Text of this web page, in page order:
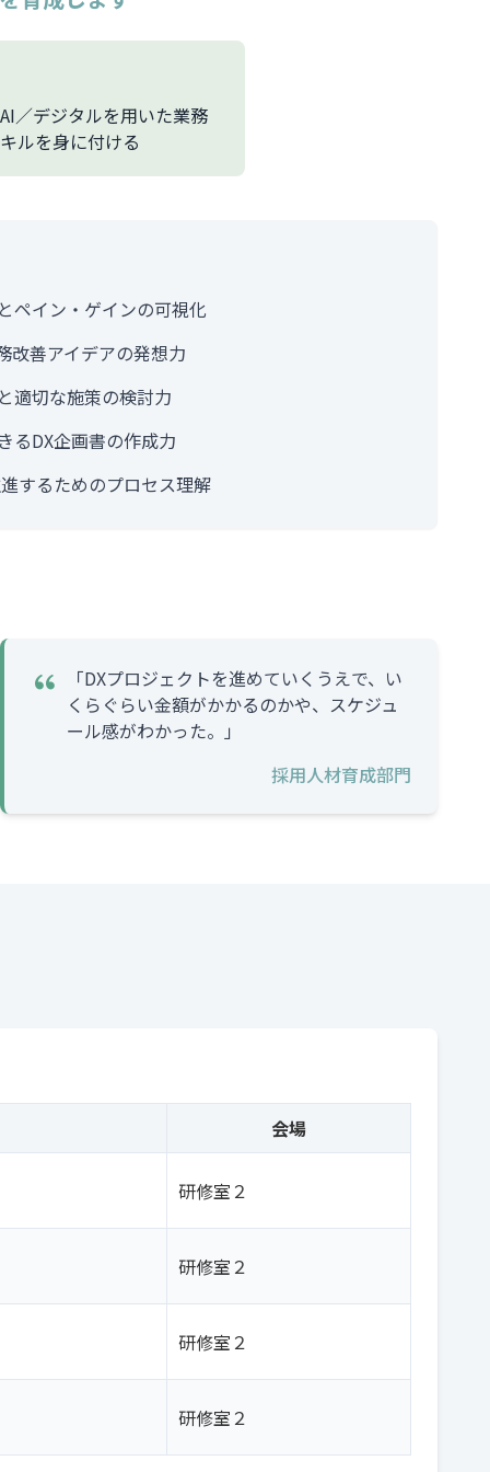
／デジタルを用いた業務
ルを身に付ける
ペイン・ゲインの可視化
改善アイデアの発想力
適切な施策の検討力
るDX企画書の作成力
するためのプロセス理解
「DXプロジェクトを進めていくうえで、い
くらぐらい金額がかかるのかや、スケジュ
ール感がわかった。」
採用人材育成部門
会場
研修室２
研修室２
研修室２
研修室２